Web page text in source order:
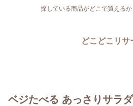
探している商品がどこで買えるか
どこどこリサ
ベジたべる あっさりサラ